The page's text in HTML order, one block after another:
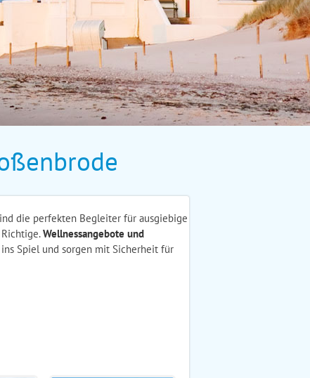
die perfekten Begleiter für ausgiebige
Wellnessangebote und
Spiel und sorgen mit Sicherheit für